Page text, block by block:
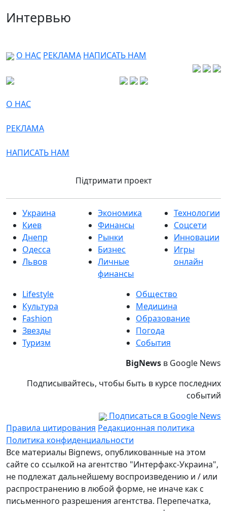
Интервью
О НАС РЕКЛАМА НАПИСАТЬ НАМ
О НАС
РЕКЛАМА
НАПИСАТЬ НАМ
Підтримати проект
Украина
Киев
Днепр
Одесса
Львов
Экономика
Финансы
Рынки
Бизнес
Личные
финансы
Технологии
Соцсети
Инновации
Игры
онлайн
Lifestyle
Культура
Fashion
Звезды
Туризм
Общество
Медицина
Образование
Погода
События
BigNews в Google News
Подписывайтесь, чтобы быть в курсе последних
событий
Подписаться в Google News
Правила цитирования Редакционная политика
Политика конфиденциальности
Все материалы Bignews, опубликованные на этом
сайте со ссылкой на агентство "Интерфакс-Украина",
не подлежат дальнейшему воспроизведению и / или
распространению в любой форме, не иначе как с
письменного разрешения агентства. Перепечатка,